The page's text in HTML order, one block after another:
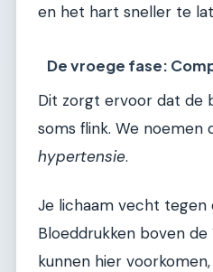
en het hart sneller te
De vroege fase:
Dit zorgt ervoor dat de
soms flink. We noemen
hypertensie.
Je lichaam vecht tegen
Bloeddrukken boven
kunnen hier